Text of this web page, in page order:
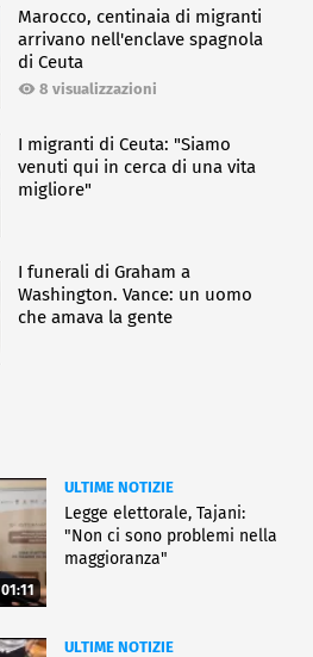
Marocco, centinaia di migranti
arrivano nell'enclave spagnola
di Ceuta
8 visualizzazioni
I migranti di Ceuta: "Siamo
venuti qui in cerca di una vita
migliore"
I funerali di Graham a
Washington. Vance: un uomo
che amava la gente
01:11
ULTIME NOTIZIE
Legge elettorale, Tajani:
"Non ci sono problemi nella
maggioranza"
ULTIME NOTIZIE